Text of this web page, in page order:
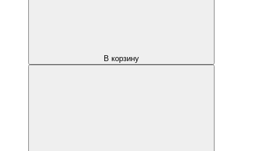
В корзину